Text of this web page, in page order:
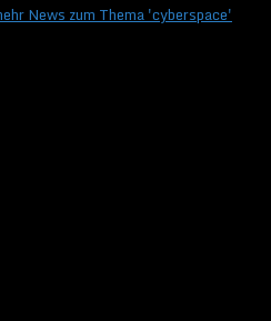
News zum Thema 'cyberspace'